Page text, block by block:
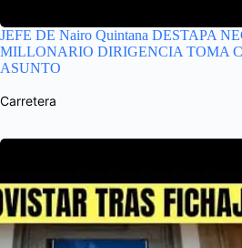
JEFE DE Nairo Quintana DESTAPA
MILLONARIO DIRIGENCIA TOMA
ASUNTO
Carretera